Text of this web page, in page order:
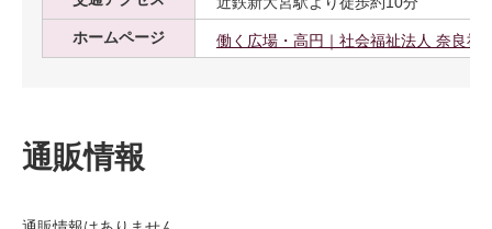
ホームページ
働く広場・高円｜社会福祉法人 奈良社
通販情報